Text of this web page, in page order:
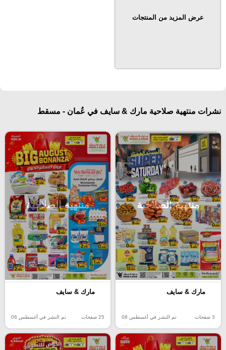
عرض المزيد من المنتجات
نشرات منتهية صلاحية مارك & سايف في عُمان - مسقط‎
منتهية الصلاحية
مارك & سايف
3 صفحات تم النشر في أغسطس 08
منتهية الصلاحية
مارك & سايف
25 صفحات تم النشر في أغسطس 06